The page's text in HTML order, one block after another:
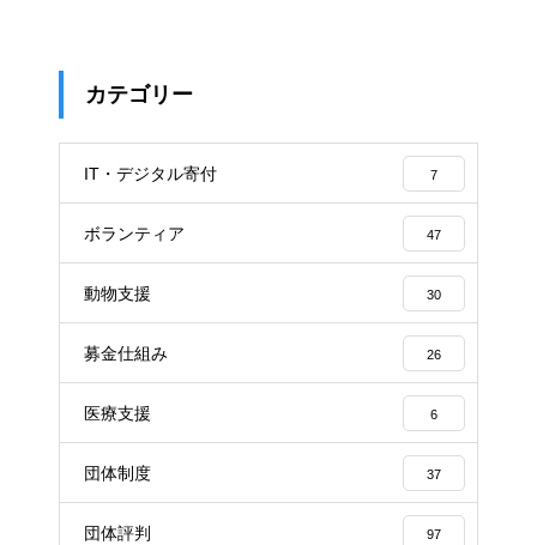
カテゴリー
IT・デジタル寄付 7
ボランティア 47
動物支援 30
募金仕組み 26
医療支援 6
団体制度 37
団体評判 97